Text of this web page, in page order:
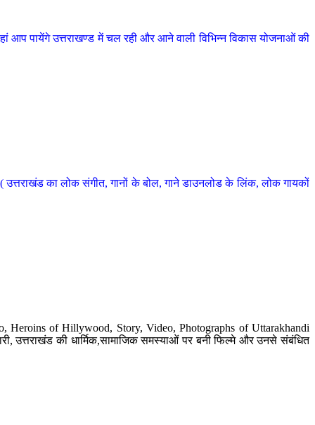
आप पायेंगे उत्तराखण्ड में चल रही और आने वाली विभिन्न विकास योजनाओं की
का लोक संगीत, गानों के बोल, गाने डाउनलोड के लिंक, लोक गायकों
Heroins of Hillywood, Story, Video, Photographs of Uttarakhandi
उत्तराखंड की धार्मिक,सामाजिक समस्याओं पर बनी फिल्मे और उनसे संबंधित